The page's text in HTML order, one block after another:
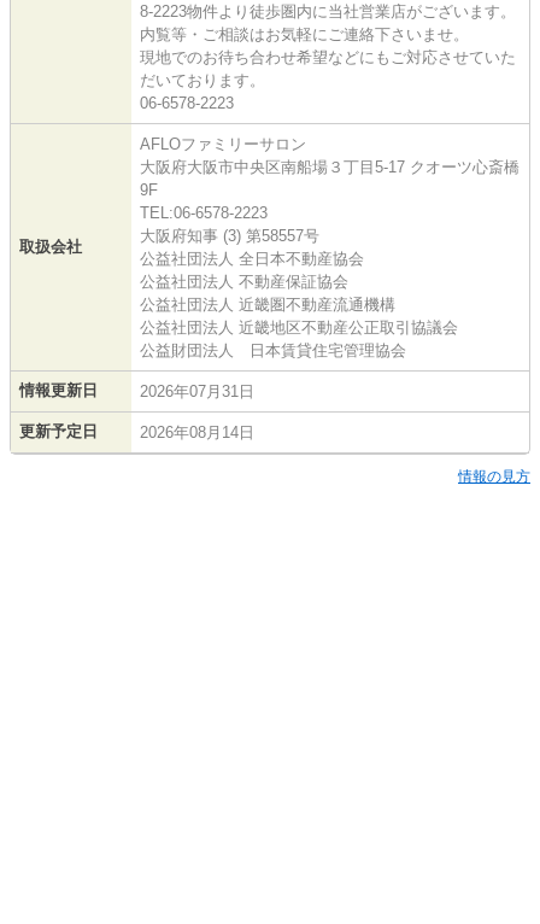
8-2223物件より徒歩圏内に当社営業店がございます。
内覧等・ご相談はお気軽にご連絡下さいませ。
現地でのお待ち合わせ希望などにもご対応させていた
だいております。
06-6578-2223
取扱会社
AFLOファミリーサロン
大阪府大阪市中央区南船場３丁目5-17 クオーツ心斎橋
9F
TEL:06-6578-2223
大阪府知事 (3) 第58557号
公益社団法人 全日本不動産協会
公益社団法人 不動産保証協会
公益社団法人 近畿圏不動産流通機構
公益社団法人 近畿地区不動産公正取引協議会
公益財団法人 日本賃貸住宅管理協会
情報更新日 2026年07月31日
更新予定日 2026年08月14日
情報の見方